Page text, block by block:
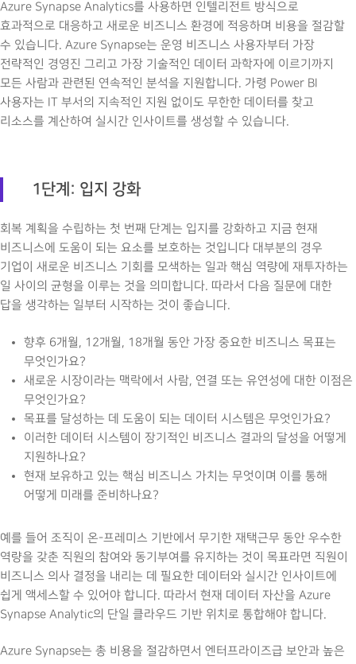
Azure Synapse Analytics를 사용하면 인텔리전트 방식으로
효과적으로 대응하고 새로운 비즈니스 환경에 적응하며 비용을 절감할
수 있습니다. Azure Synapse는 운영 비즈니스 사용자부터 가장
전략적인 경영진 그리고 가장 기술적인 데이터 과학자에 이르기까지
모든 사람과 관련된 연속적인 분석을 지원합니다. 가령 Power BI
사용자는 IT 부서의 지속적인 지원 없이도 무한한 데이터를 찾고
리소스를 계산하여 실시간 인사이트를 생성할 수 있습니다.
1단계: 입지 강화
회복 계획을 수립하는 첫 번째 단계는 입지를 강화하고 지금 현재
비즈니스에 도움이 되는 요소를 보호하는 것입니다 대부분의 경우
기업이 새로운 비즈니스 기회를 모색하는 일과 핵심 역량에 재투자하는
일 사이의 균형을 이루는 것을 의미합니다. 따라서 다음 질문에 대한
답을 생각하는 일부터 시작하는 것이 좋습니다.
향후 6개월, 12개월, 18개월 동안 가장 중요한 비즈니스 목표는
무엇인가요?
새로운 시장이라는 맥락에서 사람, 연결 또는 유연성에 대한 이점은
무엇인가요?
목표를 달성하는 데 도움이 되는 데이터 시스템은 무엇인가요?
이러한 데이터 시스템이 장기적인 비즈니스 결과의 달성을 어떻게
지원하나요?
현재 보유하고 있는 핵심 비즈니스 가치는 무엇이며 이를 통해
어떻게 미래를 준비하나요?
예를 들어 조직이 온-프레미스 기반에서 무기한 재택근무 동안 우수한
역량을 갖춘 직원의 참여와 동기부여를 유지하는 것이 목표라면 직원이
비즈니스 의사 결정을 내리는 데 필요한 데이터와 실시간 인사이트에
쉽게 액세스할 수 있어야 합니다. 따라서 현재 데이터 자산을 Azure
Synapse Analytic의 단일 클라우드 기반 위치로 통합해야 합니다.
Azure Synapse는 총 비용을 절감하면서 엔터프라이즈급 보안과 높은